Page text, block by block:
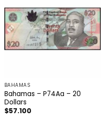
BAHAMAS
Bahamas – P74Aa – 20
Dollars
$57.100